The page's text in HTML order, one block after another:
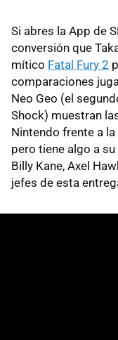
Si abres la App de
conversión que
mítico Fatal Fury 2
comparaciones
Neo Geo (el
Shock) muestran
Nintendo frente a
pero tiene algo a
Billy Kane, Axel
jefes de esta